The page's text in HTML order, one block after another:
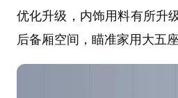
优化升级，内饰用料有所升
后备厢空间，瞄准家用大五座